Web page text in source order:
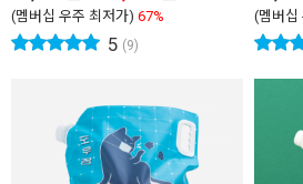
(멤버십 우주 최저가) 67%
5 (9)
(멤버십